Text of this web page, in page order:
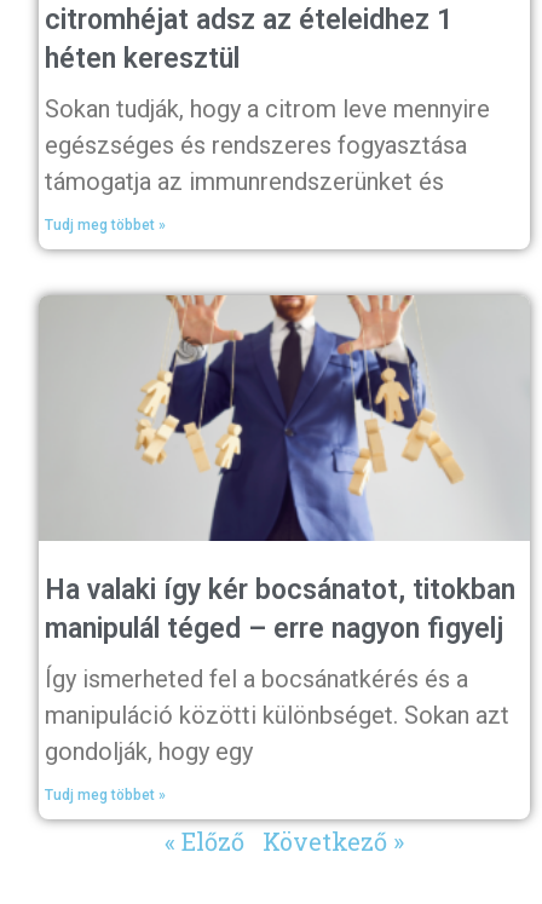
citromhéjat adsz az ételeidhez 1
héten keresztül
Sokan tudják, hogy a citrom leve mennyire
egészséges és rendszeres fogyasztása
támogatja az immunrendszerünket és
Tudj meg többet »
Ha valaki így kér bocsánatot, titokban
manipulál téged – erre nagyon figyelj
Így ismerheted fel a bocsánatkérés és a
manipuláció közötti különbséget. Sokan azt
gondolják, hogy egy
Tudj meg többet »
« Előző Következő »